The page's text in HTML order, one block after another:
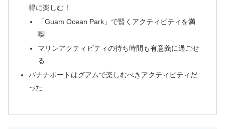
得に楽しむ！
「Guam Ocean Park」で賢くアクティビティを満
喫
マリンアクティビティの待ち時間も有意義に過ごせ
る
バナナボートはグアムで楽しむべきアクティビティだ
った